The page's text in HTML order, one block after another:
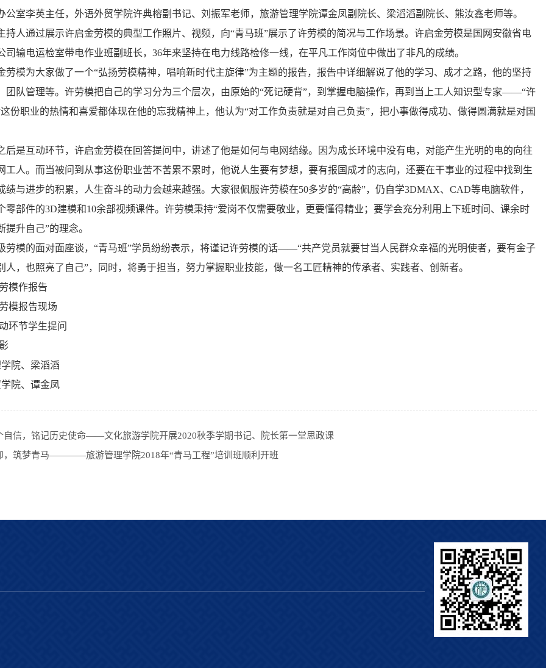
公室李英主任，外语外贸学院许典榕副书记、刘振军老师，旅游管理学院谭金凤副院长、梁滔滔副院长、熊汝鑫老师等。
持人通过展示许启金劳模的典型工作照片、视频，向“青马班”展示了许劳模的简况与工作场景。许启金劳模是国网安徽省电
司输电运检室带电作业班副班长，36年来坚持在电力线路检修一线，在平凡工作岗位中做出了非凡的成绩。
劳模为大家做了一个“弘扬劳模精神，唱响新时代主旋律”为主题的报告，报告中详细解说了他的学习、成才之路，他的坚持
团队管理等。许劳模把自己的学习分为三个层次，由原始的“死记硬背”，到掌握电脑操作，再到当上工人知识型专家——“许
份职业的热情和喜爱都体现在他的忘我精神上，他认为“对工作负责就是对自己负责”，把小事做得成功、做得圆满就是对国
后是互动环节，许启金劳模在回答提问中，讲述了他是如何与电网结缘。因为成长环境中没有电，对能产生光明的电的向往
工人。而当被问到从事这份职业苦不苦累不累时，他说人生要有梦想，要有报国成才的志向，还要在干事业的过程中找到生
绩与进步的积累，人生奋斗的动力会越来越强。大家很佩服许劳模在50多岁的“高龄”，仍自学3DMAX、CAD等电脑软件，
零部件的3D建模和10余部视频课件。许劳模秉持“爱岗不仅需要敬业，更要懂得精业；要学会充分利用上下班时间、课余时
升自己”的理念。
劳模的面对面座谈，“青马班”学员纷纷表示，将谨记许劳模的话——“共产党员就要甘当人民群众幸福的光明使者，要有金子
人，也照亮了自己”，同时，将勇于担当，努力掌握职业技能，做一名工匠精神的传承者、实践者、创新者。
模作报告
模报告现场
环节学生提问
院、梁滔滔
院、谭金凤
自信，铭记历史使命——文化旅游学院开展2020秋季学期书记、院长第一堂思政课
，筑梦青马————旅游管理学院2018年“青马工程”培训班顺利开班